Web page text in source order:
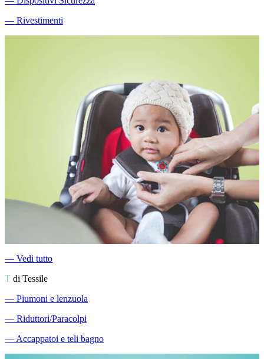
― Rivestimenti
― Vedi tutto
T di Tessile
― Piumoni e lenzuola
― Riduttori/Paracolpi
―Accappatoi e teli bagno